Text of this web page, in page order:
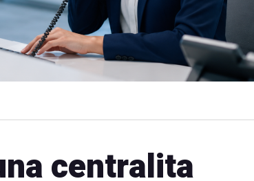
centralita